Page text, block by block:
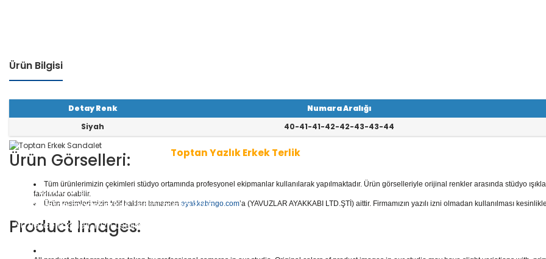
Ürün Bilgisi
Detay Renk Numara Aralığı
Siyah
40-41-41-42-42-43-43-44
Toptan Yazlık Erkek Terlik
1 seri içinde8çift terlik bulunur. Toptan Erkek Terlik
kategorisinde; Kaliteli Deri Terlikler ve da
ha binlerce model erkek terliği mevcuttur.
Yüzlerce modeli, hızlı teslimatı, uygun
en doğru adresi Yavuzlar Ayakkabı!
Ürün Görselleri:
Tüm ürünlerimizin çekimleri stüdyo ortamında profesyonel ekipmanlar kullanılarak yapılmaktadır. Ürün görselleriyle orijinal renkler arasında stüdyo
farklılıklar olabilir.
Ürün resimlerimizin telif hakları tamamen ayakkabingo.com’a (YAVUZLAR AYAKKABI LTD.ŞTİ) aittir. Firmamızın yazılı izni olmadan kullanılması
Product Images: